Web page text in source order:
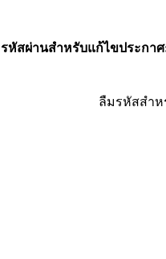
รหัสผ่านสำหรับแก้ไขประกาศ
ลืมรหัสสำ